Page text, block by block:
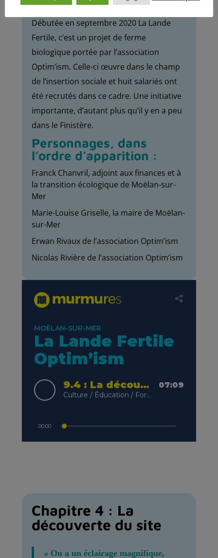
Débutée en septembre 2020 La Lande
Fertile, c’est un projet de ferme
biologique portée par l’association
Optim’ism. Celle-ci œuvre dans le champ
de l’insertion sociale et huit salariés ont
été recrutés dans ce cadre. Une initiative
importante, d’autant plus qu’il y en a peu
dans le Finistère.
Personnages, dans
l’ordre d’apparition :
Franck Chanvril, adjoint aux finances et à
la transition écologique de Moëlan-sur-
Mer
Marie-Louise Griselle, la maire de Moëlan-
sur-Mer
Erwan Rivaux de l’association Optim’ism
Nicolas Rivière de l’association Optim’ism
Chapitre 4 : La
découverte du site
« On a un éclairage magnifique,